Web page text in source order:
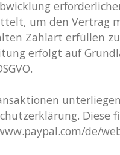
um den Vertrag
Zahlart erfüllen
erfolgt auf
Diese
de/